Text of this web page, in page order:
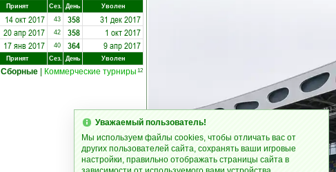
Принят Сез. День Уволен
14 окт 2017 43 358 31 дек 2017
20 апр 2017 42 358 1 окт 2017
17 янв 2017 40 364 9 апр 2017
Принят Сез. День Уволен
Сборные Коммерческие турниры 12
Уважаемый пользователь!
Мы используем файлы cookies, чтобы отличать вас от
других пользователей сайта, сохранять ваши игровые
настройки, правильно отображать страницы сайта в